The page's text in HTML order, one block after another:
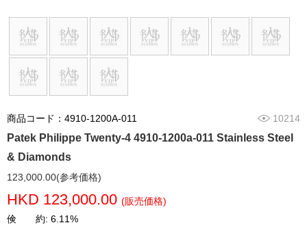
商品コード：4910-1200A-011 10214
Patek Philippe Twenty-4 4910-1200a-011 Stainless Steel
& Diamonds
123,000.00(参考価格)
HKD 123,000.00 (販売価格)
倹 約: 6.11%